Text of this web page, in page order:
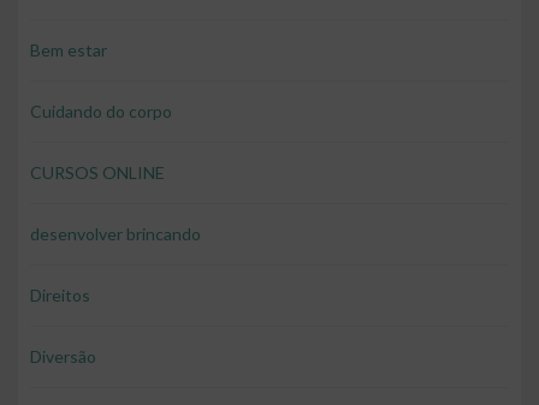
Bem estar
Cuidando do corpo
CURSOS ONLINE
desenvolver brincando
Direitos
Diversão